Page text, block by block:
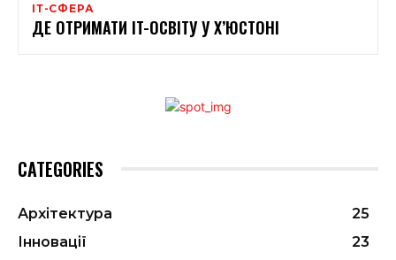
ІТ-СФЕРА
ДЕ ОТРИМАТИ IT-ОСВІТУ У Х’ЮСТОНІ
CATEGORIES
Архітектура
25
Інновації
23